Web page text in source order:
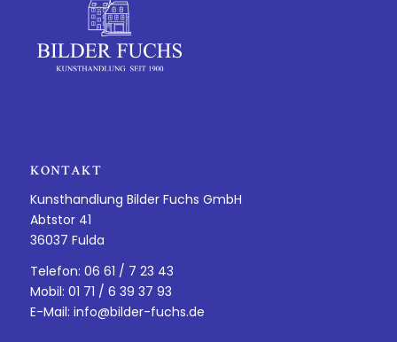
KONTAKT
Kunsthandlung Bilder Fuchs GmbH
Abtstor 41
36037 Fulda
Telefon: 06 61 / 7 23 43
Mobil: 01 71 / 6 39 37 93
E-Mail: info@bilder-fuchs.de